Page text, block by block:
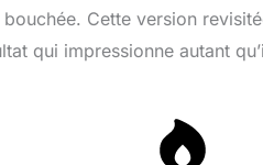
Cette version
qui impressionne autant